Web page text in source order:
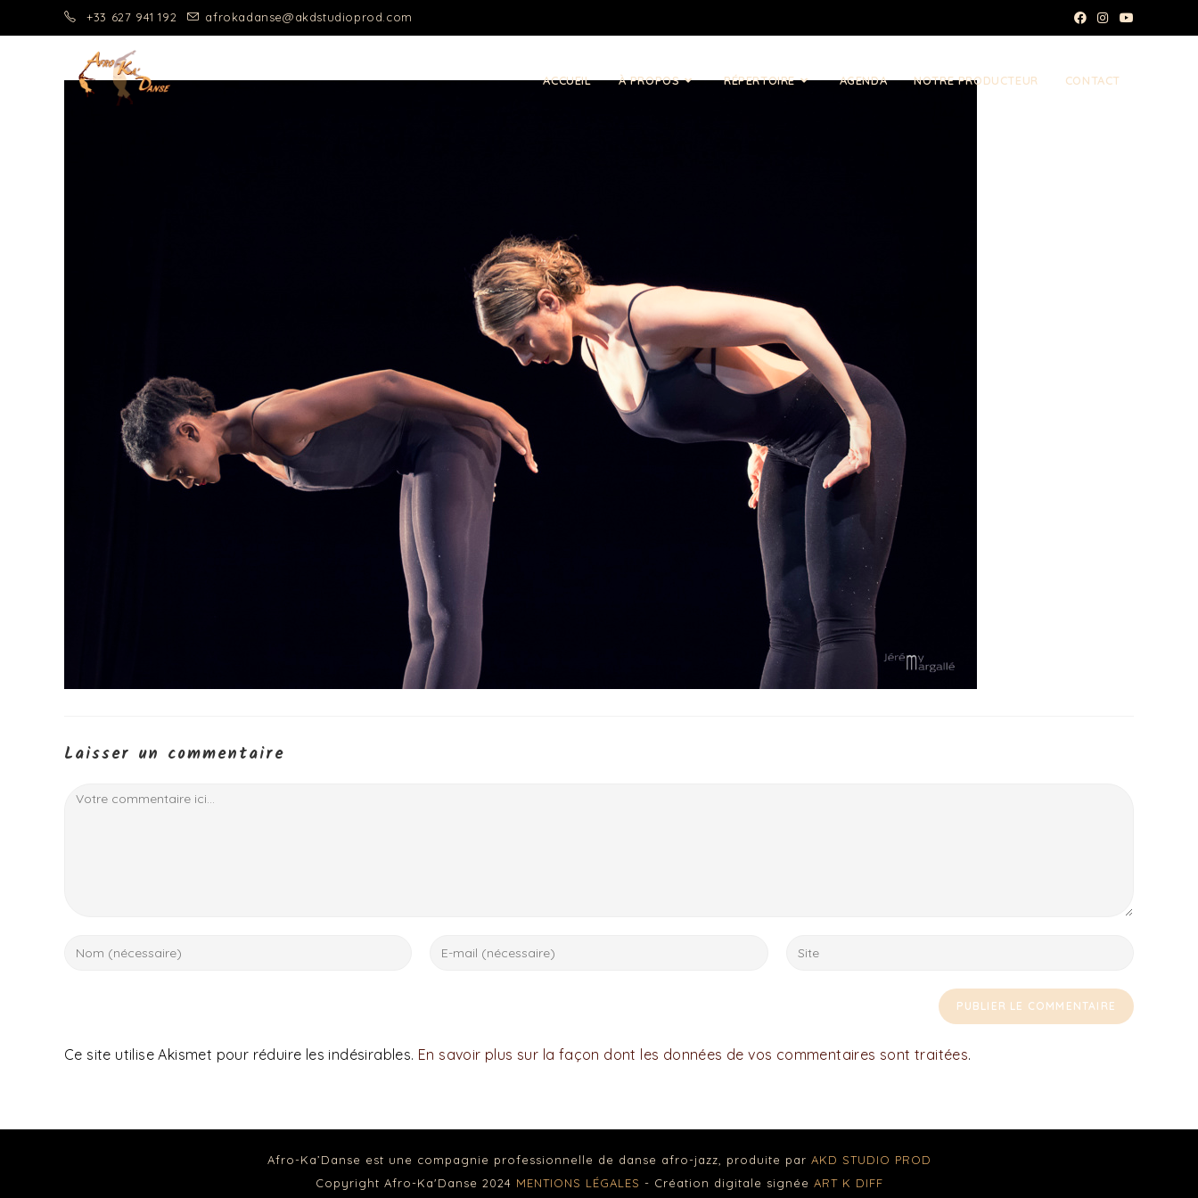
+33 627 941 192 afrokadanse@akdstudioprod.com
ACCUEIL À PROPOS RÉPERTOIRE AGENDA NOTRE PRODUCTEUR CONTACT
Laisser un commentaire
Ce site utilise Akismet pour réduire les indésirables. En savoir plus sur la façon dont les données de vos commentaires sont traitées.
Afro-Ka’Danse est une compagnie professionnelle de danse afro-jazz, produite par AKD STUDIO PROD
Copyright Afro-Ka'Danse 2024 MENTIONS LÉGALES - Création digitale signée ART K DIFF